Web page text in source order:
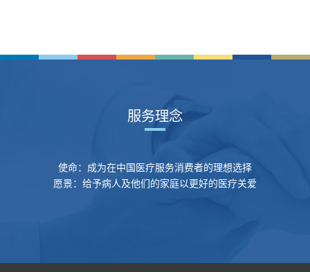
服务理念
使命：成为在中国医疗服务消费者的理想选择
愿景：给予病人及他们的家庭以更好的医疗关爱